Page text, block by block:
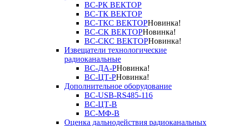
ВС-РК ВЕКТОР
ВС-ТК ВЕКТОР
ВС-ТКС ВЕКТОРНовинка!
ВС-СК ВЕКТОРНовинка!
ВС-СКС ВЕКТОРНовинка!
Извещатели технологические
радиоканальные
ВС-ДА-РНовинка!
ВС-ЦТ-РНовинка!
Дополнительное оборудование
ВС-USB-RS485-116
ВС-ЦТ-В
ВС-МФ-В
Оценка дальнодействия радиоканальных